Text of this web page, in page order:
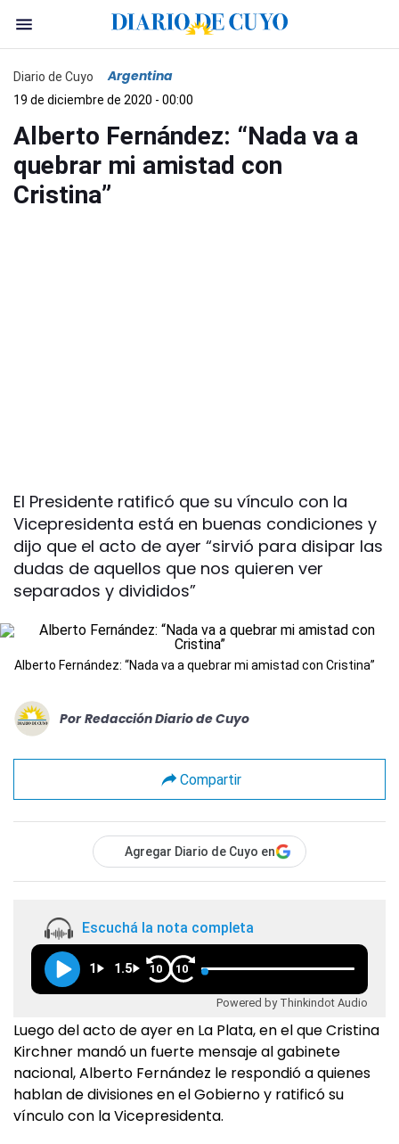
Diario de Cuyo Argentina
19 de diciembre de 2020 - 00:00
Alberto Fernández: “Nada va a
quebrar mi amistad con
Cristina”
El Presidente ratificó que su vínculo con la
Vicepresidenta está en buenas condiciones y
dijo que el acto de ayer “sirvió para disipar las
dudas de aquellos que nos quieren ver
separados y divididos”
Alberto Fernández: “Nada va a quebrar mi amistad con Cristina”
Por Redacción Diario de Cuyo
Compartir
Agregar Diario de Cuyo en
Escuchá la nota completa
1 1.5 10 10
Powered by Thinkindot Audio
Luego del acto de ayer en La Plata, en el que Cristina
Kirchner mandó un fuerte mensaje al gabinete
nacional, Alberto Fernández le respondió a quienes
hablan de divisiones en el Gobierno y ratificó su
vínculo con la Vicepresidenta.